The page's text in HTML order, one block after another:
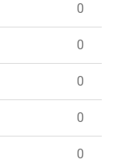
0
0
0
0
0